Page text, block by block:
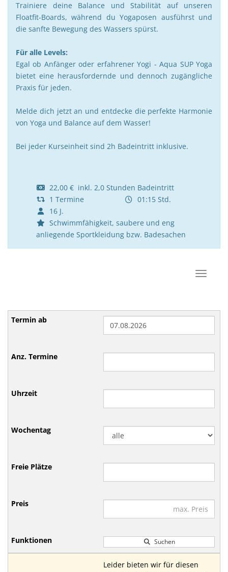
Trainiere deine Balance und Stabilität auf unseren
Floatfit-Boards, während du Yogaposen ausführst und
die sanfte Bewegung des Wassers spürst.
Für alle Levels:
Egal ob Anfänger oder erfahrener Yogi - Aqua SUP Yoga
bietet eine herausfordernde und dennoch zugängliche
Praxis für jeden.
Melde dich jetzt an und entdecke die perfekte Harmonie
von Yoga und Balance auf dem Wasser!
Bei jeder Kurseinheit sind 2h Badeintritt inklusive.
22,00 € inkl. 2,0 Stunden Badeintritt
1 Termine
01:15 Std.
16 J.
Schwimmfähigkeit, saubere und eng
anliegende Sportkleidung bzw. Badesachen
Suchen
Leider bieten wir für diesen